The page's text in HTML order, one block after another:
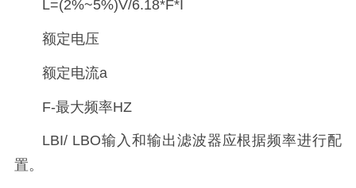
L=(2%~5%)V/6.18*F*I
额定电压
额定电流a
F-最大频率HZ
LBI/ LBO输入和输出滤波器应根据频率进行配
置。